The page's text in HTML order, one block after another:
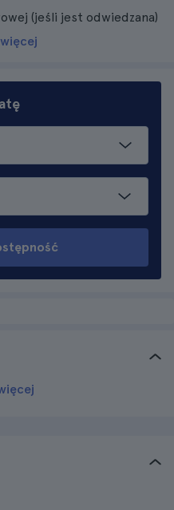
(jeśli jest odwiedzana)